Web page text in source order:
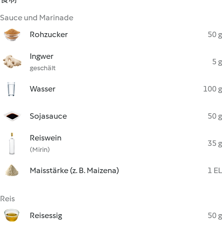
Sauce und Marinade
Rohzucker
50 g
Ingwer
geschält
5 g
Wasser 100 g
Sojasauce 50 g
Reiswein
(Mirin)
35 g
Maisstärke (z. B. Maizena) 1 EL
Reis
Reisessig
50 g